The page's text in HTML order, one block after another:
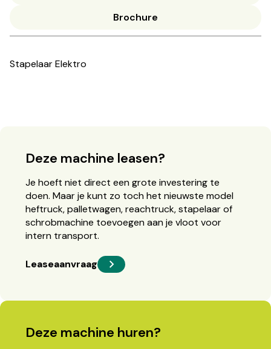
Brochure
Stapelaar Elektro
Deze machine leasen?
Je hoeft niet direct een grote investering te
doen. Maar je kunt zo toch het nieuwste model
heftruck, palletwagen, reachtruck, stapelaar of
schrobmachine toevoegen aan je vloot voor
intern transport.
Leaseaanvraag
Deze machine huren?